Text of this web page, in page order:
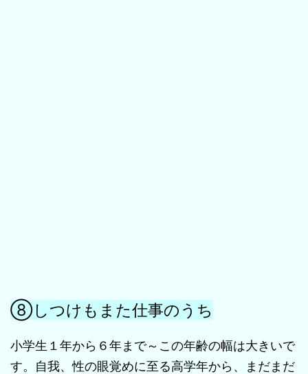
⑧しつけもまた仕事のうち
小学生１年から６年まで～この年齢の幅は大きいで
す。自我、性の眼覚めに至る高学年から、まだまだ